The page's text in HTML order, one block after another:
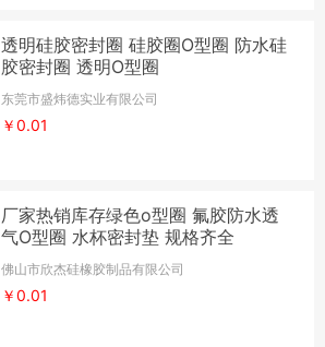
透明硅胶密封圈 硅胶圈O型圈 防水硅
胶密封圈 透明O型圈
东莞市盛炜德实业有限公司
￥0.01
厂家热销库存绿色o型圈 氟胶防水透
气O型圈 水杯密封垫 规格齐全
佛山市欣杰硅橡胶制品有限公司
￥0.01